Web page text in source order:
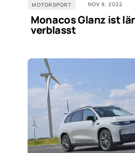
MOTORSPORT NOV 9, 2022
Monacos Glanz ist
verblasst